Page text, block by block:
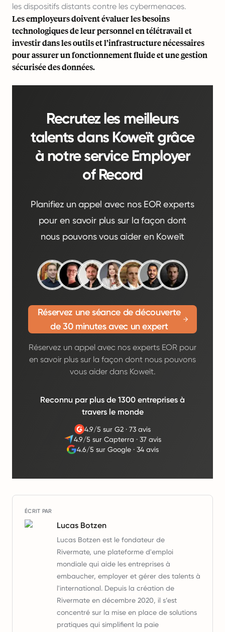
les dispositifs distants contre les cybermenaces.
Les employeurs doivent évaluer les besoins
technologiques de leur personnel en télétravail et
investir dans les outils et l’infrastructure nécessaires
pour assurer un fonctionnement fluide et une gestion
sécurisée des données.
Recrutez les meilleurs
talents dans Koweït grâce
à notre service Employer
of Record
Planifiez un appel avec nos EOR experts
pour en savoir plus sur la façon dont
nous pouvons vous aider en Koweït
Réservez une séance de découverte
de 30 minutes avec un expert
Réservez un appel avec nos experts EOR pour
en savoir plus sur la façon dont nous pouvons
vous aider dans Koweït.
Reconnu par plus de 1300 entreprises à
travers le monde
4.9/5 sur G2 ·73 avis
4.9/5 sur Capterra ·37 avis
4.6/5 sur Google· 34 avis
ÉCRIT PAR
Lucas Botzen
Lucas Botzen est le fondateur de
Rivermate, une plateforme d'emploi
mondiale qui aide les entreprises à
embaucher, employer et gérer des talents à
l'international. Depuis la création de
Rivermate en décembre 2020, il s’est
concentré sur la mise en place de solutions
pratiques qui simplifient la paie